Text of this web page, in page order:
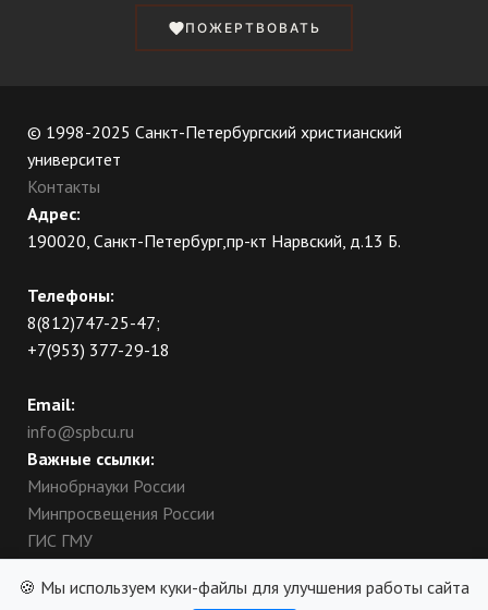
ПОЖЕРТВОВАТЬ
© 1998-2025 Санкт-Петербургский христианский
университет
Контакты
Адрес:
190020, Санкт-Петербург,пр-кт Нарвский, д.13 Б.
Телефоны:
8(812)747-25-47;
+7(953) 377-29-18
Email:
info@spbcu.ru
Важные ссылки:
Минобрнауки России
Минпросвещения России
ГИС ГМУ
Социальные сети:
🍪 Мы используем куки-файлы для улучшения работы сайта